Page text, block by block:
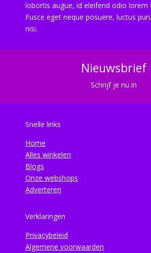
lobortis augue, id eleifend odio lorem
Fusce eget neque posuere, luctus
nisi.
Nieuwsbrief
Schrijf je nu in
Snelle links
Home
Alles winkelen
Blogs
Onze webshops
Adverteren
Verklaringen
Privacybeleid
Algemene voorwaarden